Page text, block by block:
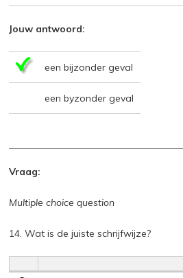
Jouw antwoord:
een bijzonder geval
een byzonder geval
Vraag:
Multiple choice question
14. Wat is de juiste schrijfwijze?